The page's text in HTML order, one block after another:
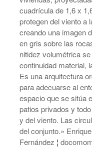
cuadrícula de 1,6 x
protegen del viento a
creando una imagen
en gris sobre las
nitidez volumétrica
continuidad material,
Es una arquitectura
para adecuarse al
espacio que se sitúa
patios privados y
y del viento. Las
del conjunto.»
Fernández ¦